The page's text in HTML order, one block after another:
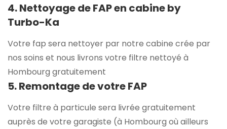
4. Nettoyage de FAP en cabine by
Turbo-Ka
Votre fap sera nettoyer par notre cabine crée par
nos soins et nous livrons votre filtre nettoyé à
Hombourg gratuitement
5. Remontage de votre FAP
Votre filtre à particule sera livrée gratuitement
auprès de votre garagiste (à Hombourg où ailleurs